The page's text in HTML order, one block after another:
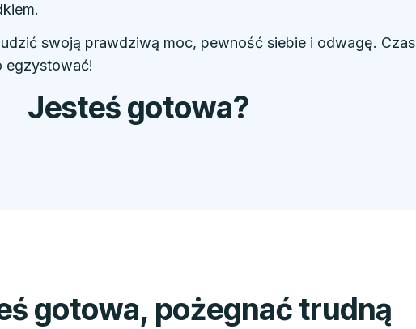
swoją prawdziwą moc, pewność siebie i odwagę. Czas
egzystować!
Jesteś gotowa?
gotowa, pożegnać trudną